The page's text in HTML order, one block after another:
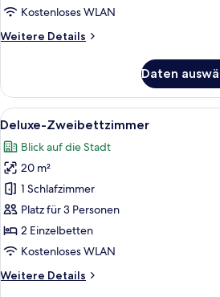
Kostenloses WLAN
Weitere Details
Weitere
Doppelzimmer
Daten
Alle
Fotos
für
Deluxe-
Zweibettzimmer
anzeigen
Ein
8
Deluxe-Zweibettzimmer
Blick auf die Stadt
20 m²
1 Schlafzimmer
Platz für 3 Personen
2 Einzelbetten
Kostenloses WLAN
Weitere Details
Weitere